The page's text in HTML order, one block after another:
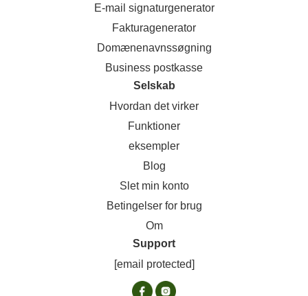
E-mail signaturgenerator
Fakturagenerator
Domænenavnssøgning
Business postkasse
Selskab
Hvordan det virker
Funktioner
eksempler
Blog
Slet min konto
Betingelser for brug
Om
Support
[email protected]